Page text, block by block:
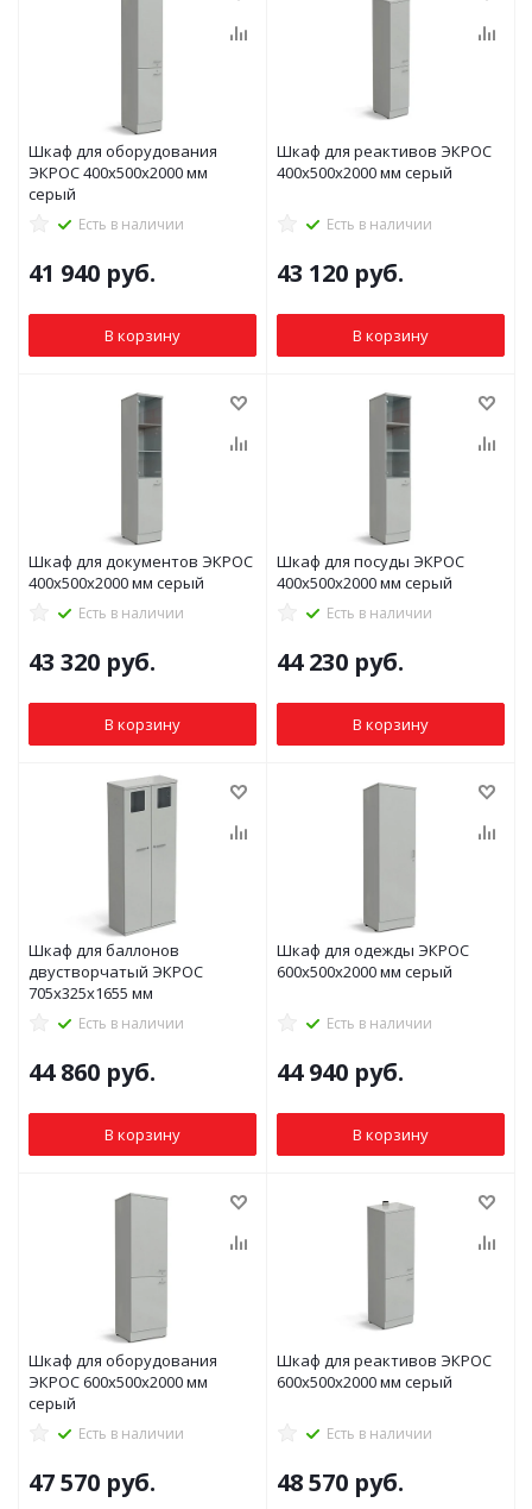
Шкаф для оборудования
ЭКРОС 400х500х2000 мм
серый
Есть в наличии
41 940 руб.
В корзину
Шкаф для реактивов ЭКРОС
400х500х2000 мм серый
Есть в наличии
43 120 руб.
В корзину
Шкаф для документов ЭКРОС
400х500х2000 мм серый
Есть в наличии
43 320 руб.
В корзину
Шкаф для посуды ЭКРОС
400х500х2000 мм серый
Есть в наличии
44 230 руб.
В корзину
Шкаф для баллонов
двустворчатый ЭКРОС
705x325x1655 мм
Есть в наличии
44 860 руб.
В корзину
Шкаф для одежды ЭКРОС
600х500х2000 мм серый
Есть в наличии
44 940 руб.
В корзину
Шкаф для оборудования
ЭКРОС 600х500х2000 мм
серый
Есть в наличии
47 570 руб.
Шкаф для реактивов ЭКРОС
600х500х2000 мм серый
Есть в наличии
48 570 руб.